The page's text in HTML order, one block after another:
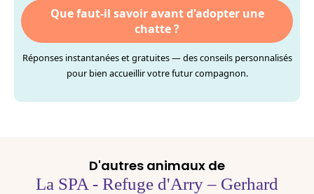
Que faut-il savoir avant d'adopter une
chatte ?
Réponses instantanées et gratuites — des conseils personnalisés
pour bien accueillir votre futur compagnon.
D'autres animaux de
La SPA - Refuge d'Arry – Gerhard